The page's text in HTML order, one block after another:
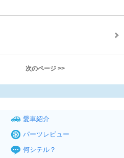
次のページ >>
愛車紹介
パーツレビュー
何シテル？